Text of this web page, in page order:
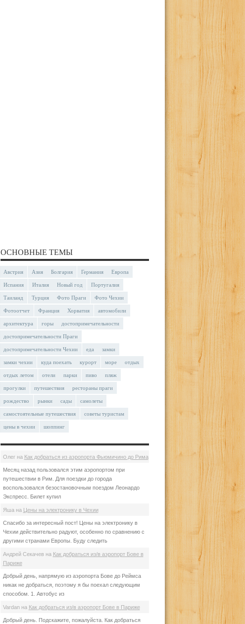
ОСНОВНЫЕ ТЕМЫ
Австрия Азия Болгария Германия Европа
Испания Италия Новый год Португалия
Таиланд Турция Фото Праги Фото Чехии
Фотоотчет Франция Хорватия автомобили
архитектура горы достопримечательности
достопримечательности Праги
достопримечательности Чехии еда замки
замки чехии куда поехать курорт море отдых
отдых летом отели парки пиво пляж
прогулки путешествия рестораны праги
рождество рынки сады самолеты
самостоятельные путешествия советы туристам
цены в чехии шоппинг
Олегна Как добраться из аэропорта Фьюмичино до Рима
Месяц назад пользовался этим аэропортом при
путешествии в Рим. Для поездки до города
воспользовался безостановочным поездом Леонардо
Экспресс. Билет купил
Яша на Цены на электронику в Чехии
Спасибо за интересный пост! Цены на электронику в
Чехии действительно радуют, особенно по сравнению с
другими странами Европы. Буду следить
Андрей Секачев на Как добраться из/в аэропорт Бове в
Париже
Добрый день, напрямую из аэропорта Бове до Реймса
никак не добраться, поэтому я бы поехал следующим
способом. 1. Автобус из
Vardanна Как добраться из/в аэропорт Бове в Париже
Добрый день. Подскажите, пожалуйста. Как добраться